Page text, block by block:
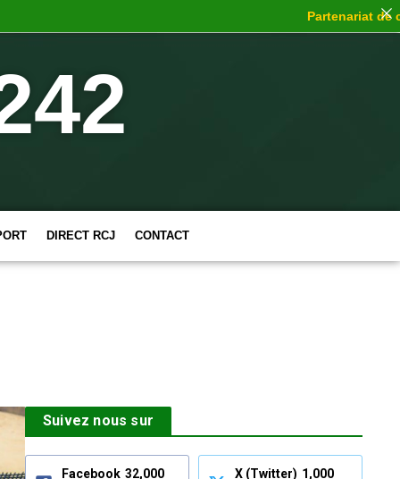
DIRECT RCJ CONTACT
Suivez nous sur
Facebook 32,000 X (Twitter) 1,000
Partenariat de choc :